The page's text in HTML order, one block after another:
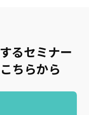
るセミナー
ちらから